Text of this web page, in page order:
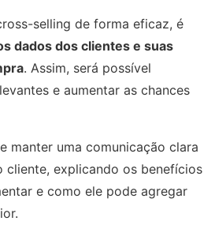
selling de forma eficaz, é
dados dos clientes e suas
. Assim, será possível
e aumentar as chances
manter uma comunicação clara
cliente, explicando os benefícios
e como ele pode agregar